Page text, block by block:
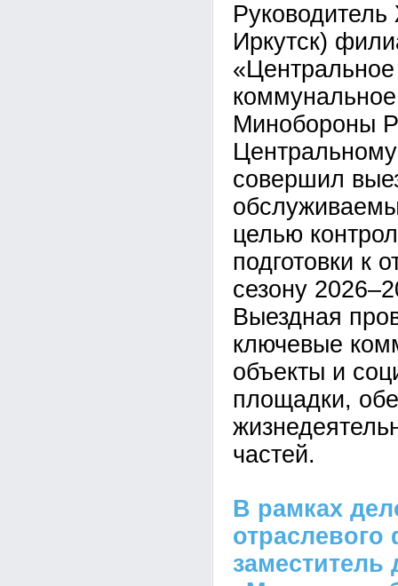
Иркутск)
Минобороны
совершил
целью
подготовки к
сезону
Выездная
ключевые
объекты и
площадки,
частей.
В рамках